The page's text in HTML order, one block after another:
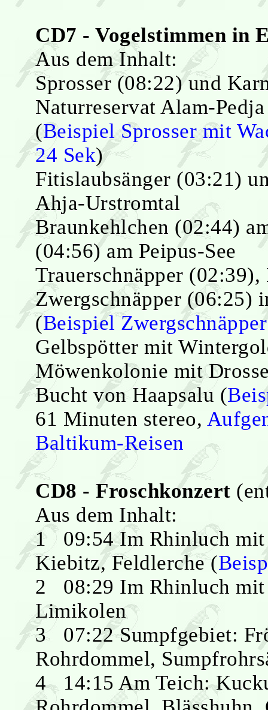
CD7 - Vogelstimmen in
Aus dem Inhalt:
Sprosser (08:22) und
Naturreservat Alam-
(Beispiel Sprosser mit
24 Sek)
Fitislaubsänger (03:21)
Ahja-Urstromtal
Braunkehlchen (02:44)
(04:56) am Peipus-See
Trauerschnäpper
Zwergschnäpper (06:25)
(Beispiel
Gelbspötter mit
Möwenkolonie mit
Bucht von Haapsalu (
61 Minuten stereo,
Baltikum-Reisen
CD8 - Froschkonzert
Aus dem Inhalt:
1 09:54 Im Rhinluch mit
Kiebitz, Feldlerche (
2 08:29 Im Rhinluch mit
Limikolen
3 07:22 Sumpfgebiet:
Rohrdommel,
4 14:15 Am Teich: